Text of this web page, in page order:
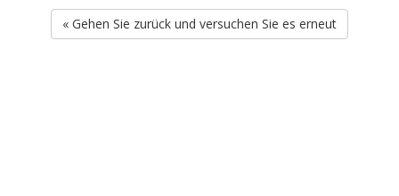
« Gehen Sie zurück und versuchen Sie es erneut